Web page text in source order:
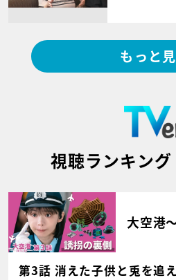
もっと
視聴ランキング
大空港
第3話 消えた子供と兎を追え